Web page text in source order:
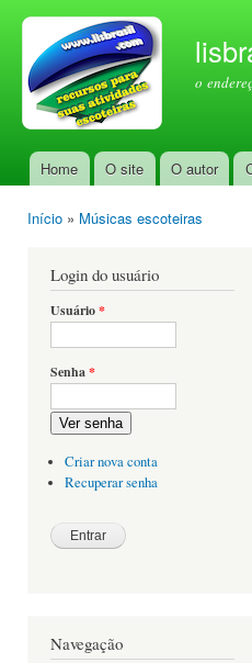
o
Menu principal
Home O site O autor
Início » Músicas escoteiras
Login do usuário
Usuário*
Senha*
Ver senha
Criar nova conta
Recuperar senha
Navegação